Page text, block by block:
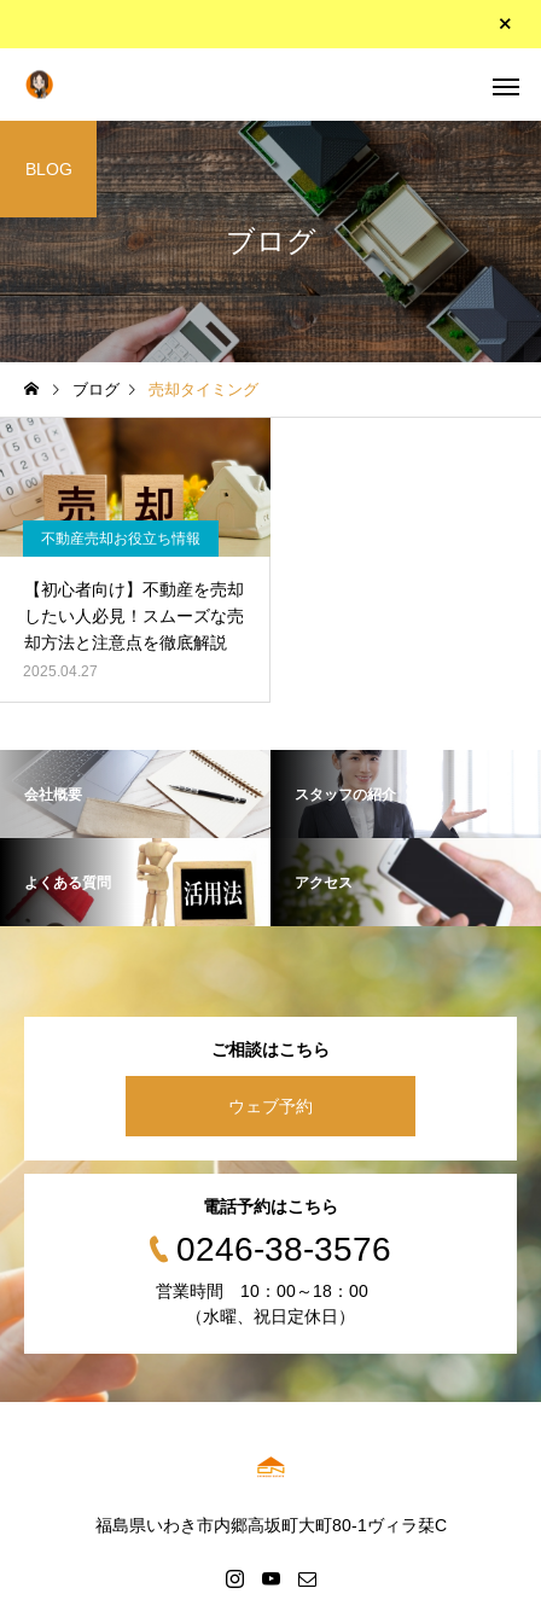
ブログ
BLOG
ブログ 売却タイミング
不動産売却お役立ち情報
【初心者向け】不動産を売却
したい人必見！スムーズな売
却方法と注意点を徹底解説
2025.04.27
会社概要 スタッフの紹介
よくある質問 アクセス
ご相談はこちら
ウェブ予約
電話予約はこちら
0246-38-3576
営業時間 10：00～18：00
（水曜、祝日定休日）
福島県いわき市内郷高坂町大町80-1ヴィラ栞C